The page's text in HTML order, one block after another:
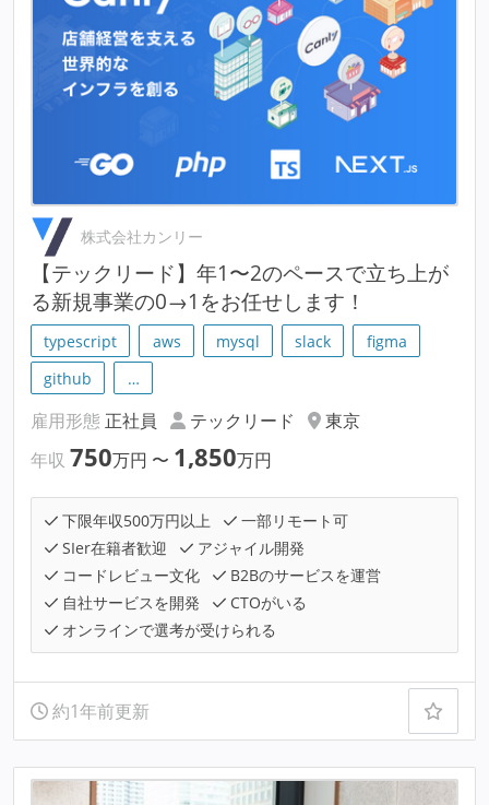
株式会社カンリー
【テックリード】年1〜2のペースで立ち上が
る新規事業の0→1をお任せします！
typescript aws mysql slack
figma
github
…
雇用形態 正社員 テックリード
東京
年収 750万円 〜 1,850万円
下限年収500万円以上
一部リモート可
SIer在籍者歓迎
アジャイル開発
コードレビュー文化
B2Bのサービスを運営
自社サービスを開発
CTOがいる
オンラインで選考が受けられる
約1年前更新